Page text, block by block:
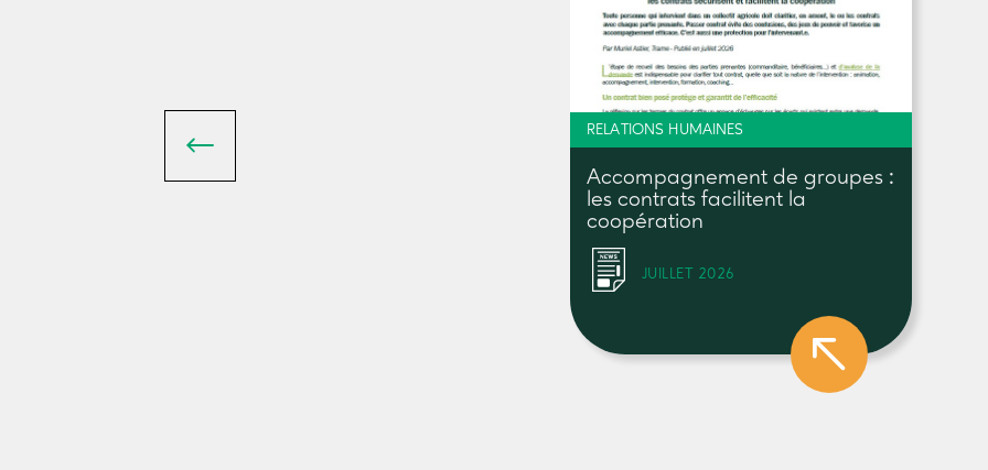
RELATIONS HUMAINES
Accompagnement de groupes :
les contrats facilitent la
coopération
JUILLET 2026